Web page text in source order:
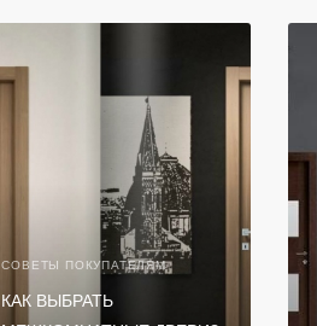
СОВЕТЫ ПОКУПАТЕЛЯМ
КАК ВЫБРАТЬ